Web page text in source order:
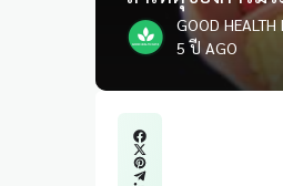
GOOD HEALTH
5 ปี AGO